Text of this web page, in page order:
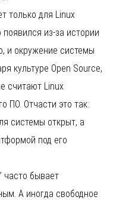
только для Linux
из-за истории
и окружение системы
культуре Open Source,
считают Linux
ПО. Отчасти это так:
системы открыт, а
под его
часто бывает
А иногда свободное